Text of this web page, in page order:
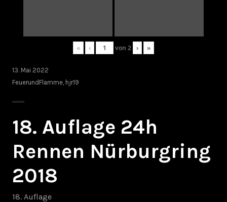
« ‹ von 2 › »
13. Mai 2022
FeuerundFlamme hjr19
18. Auflage 24h
Rennen Nürburgring
2018
18. Auflage